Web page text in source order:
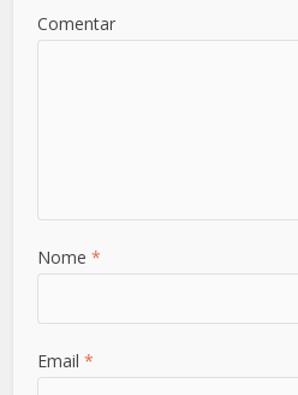
Comentar
Nome *
Email *